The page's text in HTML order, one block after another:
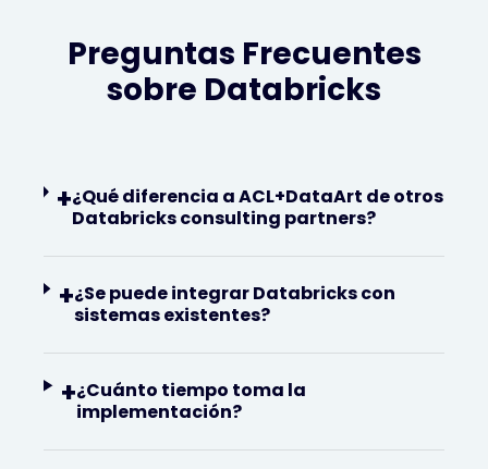
Preguntas Frecuentes
sobre Databricks
+¿Qué diferencia a ACL+DataArt de otros
Databricks consulting partners?
+¿Se puede integrar Databricks con
sistemas existentes?
+¿Cuánto tiempo toma la
implementación?